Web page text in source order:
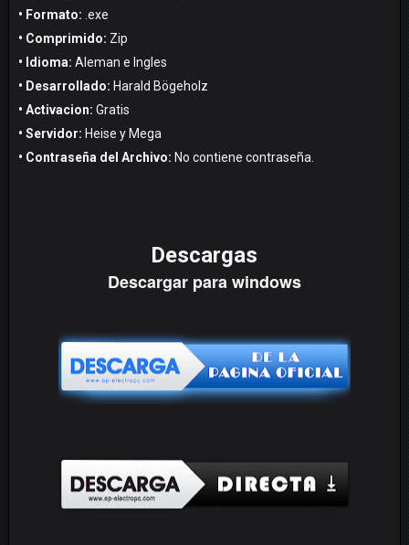
• Formato: .exe
• Comprimido: Zip
• Idioma: Aleman e Ingles
• Desarrollado: Harald Bögeholz
• Activacion: Gratis
• Servidor: Heise y Mega
• Contraseña del Archivo: No contiene contraseña.
Descargas
Descargar para windows